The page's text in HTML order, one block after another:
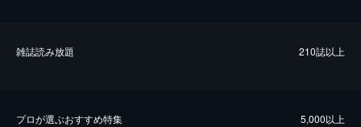
雑誌読み放題 210誌以上
プロが選ぶおすすめ特集 5,000以上